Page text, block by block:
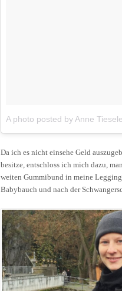
A photo posted by Anne
Da ich es nicht einsehe Geld
besitze, entschloss ich mich dazu,
weiten Gummibund in meine
Babybauch und nach der